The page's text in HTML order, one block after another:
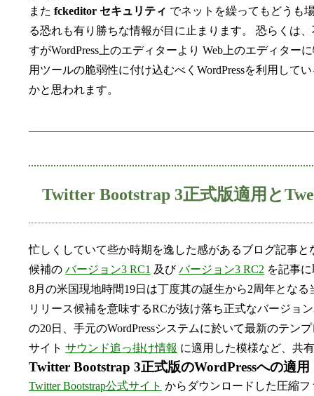
また fckeditor​ セキュリティ でネットを繰ってもどうも
る恐れも有り勝ちな情報が目に止まります。 恐らくは
すがWordPress上のエディターより Web上のエディタ
用ツールの脆弱性に付け込むべくWordPressを利用し
かと思われます。
Twitter Bootstrap 3正式版適用と
忙しくしていて些か時期を逸した感があるブログ記事
候補の バージョン3 RC1 及びバージョン3 RC2 を記事
8月の米国現地時間19日は丁度其の誕生から2周年とな
リリース候補を意味するRCが抜け落ち正式なバージョ
の20日、手元のWordPressシステムに於いて最新のテン
サイト サウンド追っ掛け情報 に適用した模様など、共
Twitter Bootstrap 3正式版のWordPressへの適用
Twitter Bootstrap公式サイト からダウンロードした圧縮